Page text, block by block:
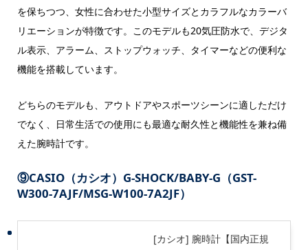
を保ちつつ、女性に合わせた小型サイズとカラフルなカラーバ
リエーションが特徴です。このモデルも20気圧防水で、デジタ
ル表示、アラーム、ストップウォッチ、タイマーなどの便利な
機能を搭載しています。
どちらのモデルも、アウトドアやスポーツシーンに適しただけ
でなく、日常生活での使用にも最適な耐久性と機能性を兼ね備
えた腕時計です。
⑨CASIO（カシオ）G-SHOCK/BABY-G（GST-
W300-7AJF/MSG-W100-7A2JF）
[カシオ] 腕時計【国内正規